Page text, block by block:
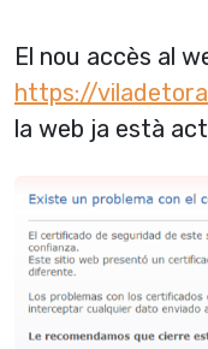
El nou accès al
https://
la web ja està